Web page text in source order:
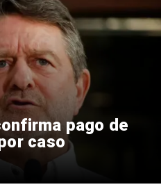
pago de
caso